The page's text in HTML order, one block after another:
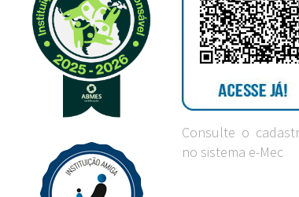
Consulte o
no sistema e-Mec